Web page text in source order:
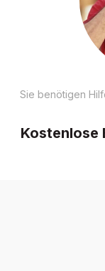
Sie benötigen
Kostenlose